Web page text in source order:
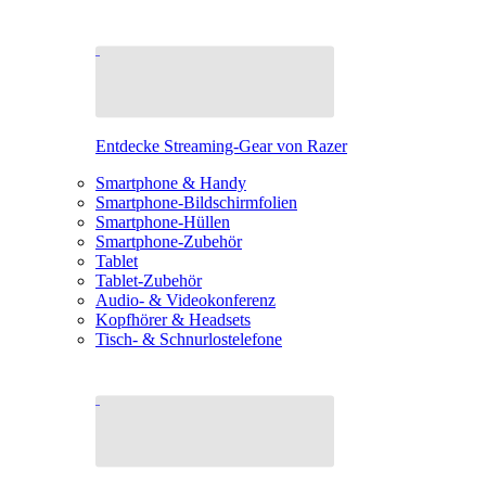
Entdecke Streaming-Gear von Razer
Smartphone & Handy
Smartphone-Bildschirmfolien
Smartphone-Hüllen
Smartphone-Zubehör
Tablet
Tablet-Zubehör
Audio- & Videokonferenz
Kopfhörer & Headsets
Tisch- & Schnurlostelefone